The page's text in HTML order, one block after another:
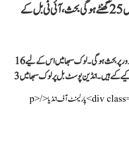
آپریشن سندور پر پارلیمنٹ میں 25 گھنٹے ہوگی بحث، آئی ٹی بل کے
پارلیمنٹ میں آئندہ ہفتہ آپریشن سندور پر بحث ہوگی۔ لوک سبھا میں اس کے لیے 16
گھنٹے اور راجیہ سبھا میں 9 گھنٹے مقرر کیے گئے ہیں۔ انڈین پوسٹ بل پر لوک سبھا میں 3